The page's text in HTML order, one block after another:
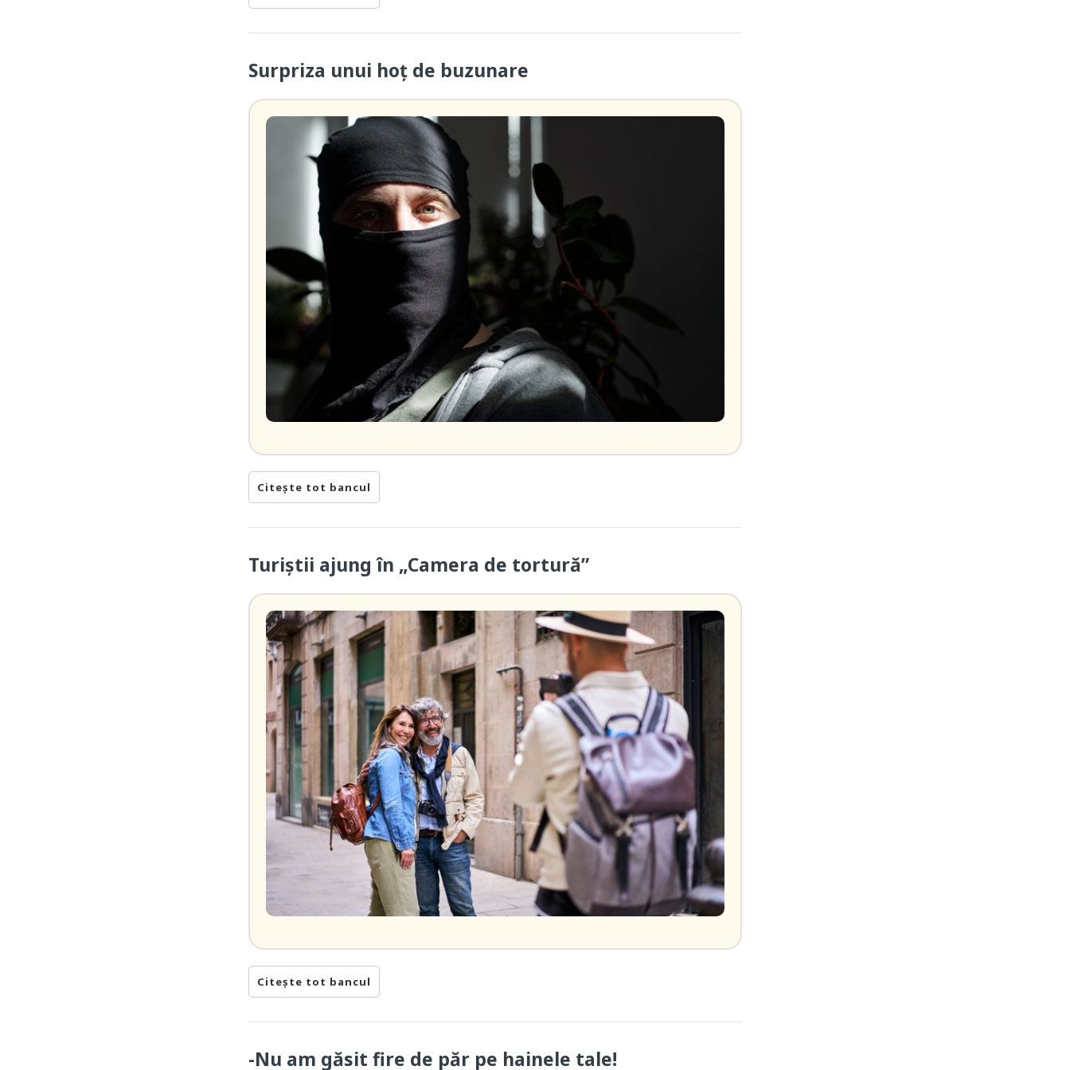
Surpriza unui hoţ de buzunare
Citește tot bancul
Turiștii ajung în „Camera de tortură”
Citește tot bancul
-Nu am găsit fire de păr pe hainele tale!